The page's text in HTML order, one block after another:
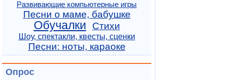
Развивающие компьютерные игры
Песни о маме, бабушке
Обучалки Стихи
Шоу, спектакли, квесты, сценки
Песни: ноты, караоке
Опрос